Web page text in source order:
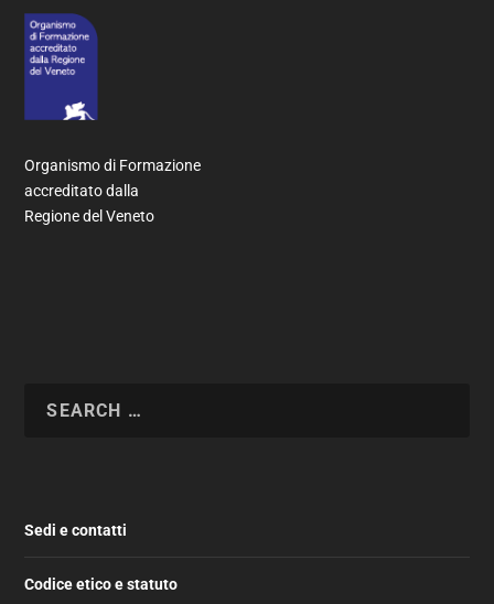
Organismo di Formazione
accreditato dalla
Regione del Veneto
Sedi e contatti
Codice etico e statuto